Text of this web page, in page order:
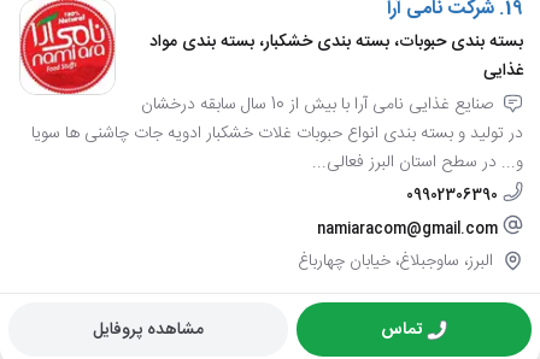
19. شرکت نامی آرا
بسته بندی حبوبات، بسته بندی خشکبار، بسته بندی مواد
غذایی
صنایع غذایی نامی آرا با بیش از 10 سال سابقه درخشان
در تولید و بسته بندی انواع حبوبات غلات خشکبار ادویه جات چاشنی ها سویا
و... در سطح استان البرز فعالی...
09902306390
namiaracom@gmail.com
البرز، ساوجبلاغ، خیابان چهارباغ
تماس مشاهده پروفایل